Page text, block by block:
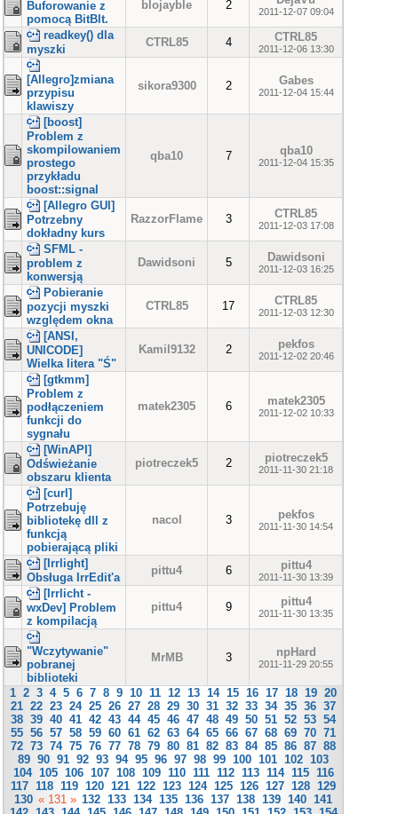
Buforowanie z
pomocą BitBlt.
blojayble 2 2011-12-07 09:04
readkey() dla
myszki
CTRL85 4 CTRL85
2011-12-06 13:30
[Allegro]zmiana
przypisu
klawiszy
sikora9300 2 Gabes
2011-12-04 15:44
[boost]
Problem z
skompilowaniem
prostego
przykładu
boost::signal
qba10 7 qba10
2011-12-04 15:35
[Allegro GUI]
Potrzebny
dokładny kurs
RazzorFlame 3 CTRL85
2011-12-03 17:08
SFML -
problem z
konwersją
Dawidsoni 5 Dawidsoni
2011-12-03 16:25
Pobieranie
pozycji myszki
względem okna
CTRL85 17 CTRL85
2011-12-03 12:30
[ANSI,
UNICODE]
Wielka litera "Ś"
Kamil9132 2 pekfos
2011-12-02 20:46
[gtkmm]
Problem z
podłączeniem
funkcji do
sygnału
matek2305 6 matek2305
2011-12-02 10:33
[WinAPI]
Odświeżanie
obszaru klienta
piotreczek5 2 piotreczek5
2011-11-30 21:18
[curl]
Potrzebuję
bibliotekę dll z
funkcją
pobierającą pliki
nacol 3 pekfos
2011-11-30 14:54
[Irrlight]
Obsługa IrrEdit'a
pittu4 6 pittu4
2011-11-30 13:39
[Irrlicht -
wxDev] Problem
z kompilacją
pittu4 9 pittu4
2011-11-30 13:35
"Wczytywanie"
pobranej
biblioteki
MrMB 3 npHard
2011-11-29 20:55
1 2 3 4 5 6 7 8 9 10 11 12 13 14 15 16 17 18 19 20
21 22 23 24 25 26 27 28 29 30 31 32 33 34 35 36 37
38 39 40 41 42 43 44 45 46 47 48 49 50 51 52 53 54
55 56 57 58 59 60 61 62 63 64 65 66 67 68 69 70 71
72 73 74 75 76 77 78 79 80 81 82 83 84 85 86 87 88
89 90 91 92 93 94 95 96 97 98 99 100 101 102 103
104 105 106 107 108 109 110 111 112 113 114 115 116
117 118 119 120 121 122 123 124 125 126 127 128 129
130 « 131 » 132 133 134 135 136 137 138 139 140 141